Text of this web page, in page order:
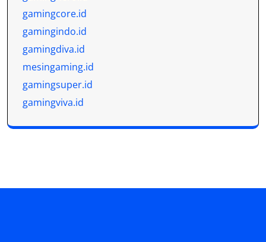
gamingcore.id
gamingindo.id
gamingdiva.id
mesingaming.id
gamingsuper.id
gamingviva.id